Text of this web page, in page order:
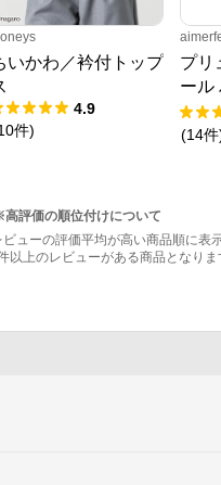
いかわ／衿付トップ
4.9
件)
プリ
ール
ョー
(14件
評価の順位付けについて
ューの評価平均が高い商品順に表示
以上のレビューがある商品となりま